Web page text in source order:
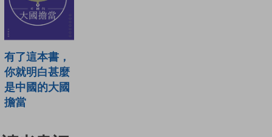
有了這本書，
你就明白甚麼
是中國的大國
擔當